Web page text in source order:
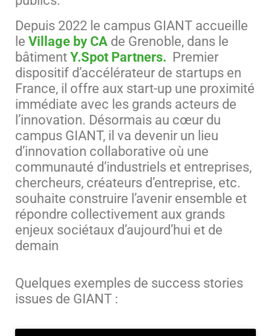
Depuis 2022 le campus GIANT accueille
le Village by CA de Grenoble, dans le
bâtiment Y.Spot Partners. Premier
dispositif d’accélérateur de startups en
France, il offre aux start-up une proximité
immédiate avec les grands acteurs de
l’innovation. Désormais au cœur du
campus GIANT, il va devenir un lieu
d’innovation collaborative où une
communauté d’industriels et entreprises,
chercheurs, créateurs d’entreprise, etc.
souhaite construire l’avenir ensemble et
répondre collectivement aux grands
enjeux sociétaux d’aujourd’hui et de
demain
Quelques exemples de success stories
issues de GIANT :